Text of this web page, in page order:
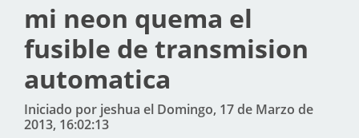
mi neon quema el
fusible de transmision
automatica
Iniciado por jeshua el Domingo, 17 de Marzo de
2013, 16:02:13